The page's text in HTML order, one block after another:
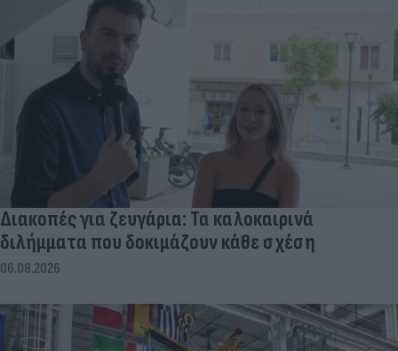
Διακοπές για ζευγάρια: Τα καλοκαιρινά
διλήμματα που δοκιμάζουν κάθε σχέση
06.08.2026